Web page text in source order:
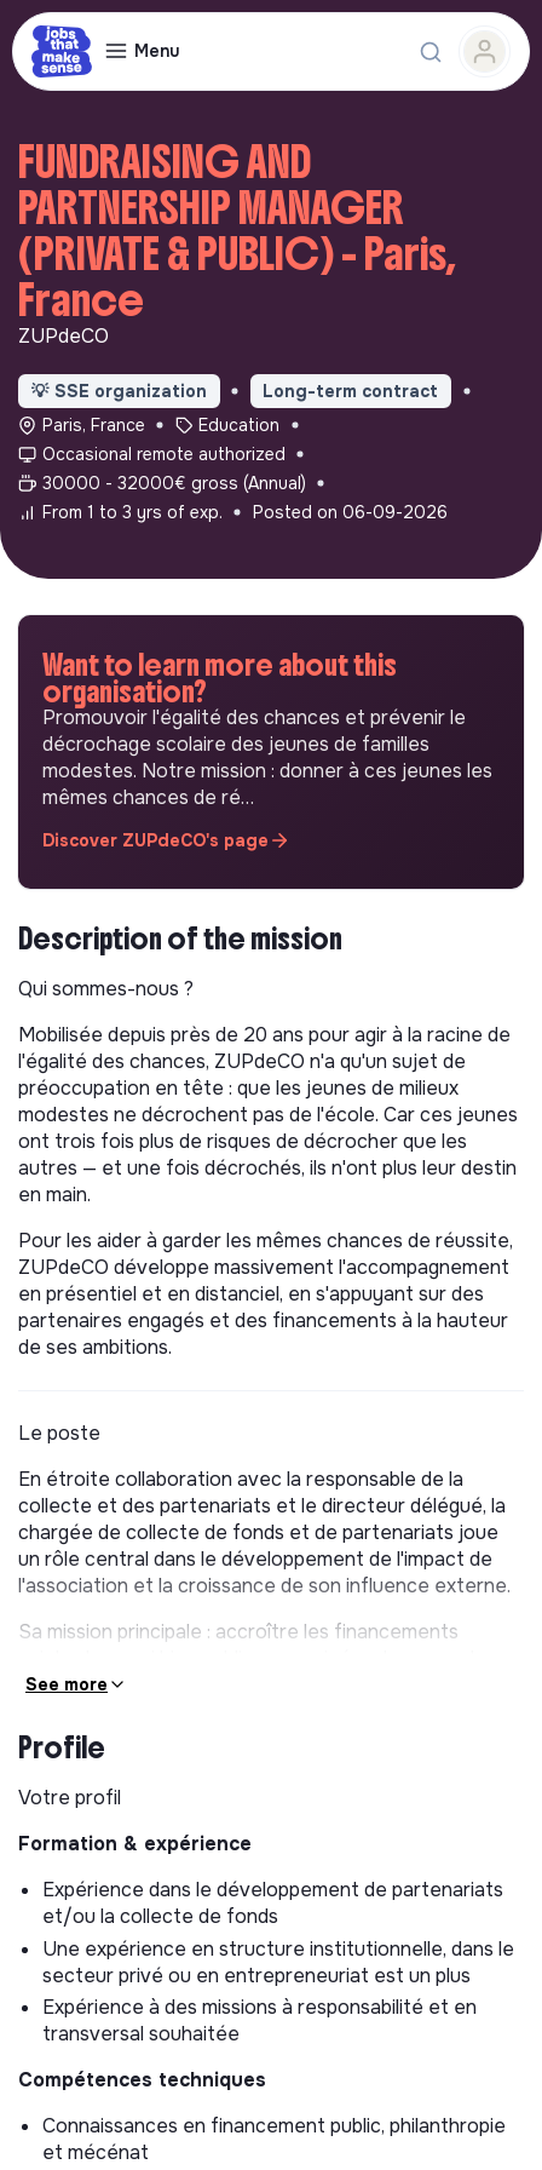
Menu
FUNDRAISING AND
PARTNERSHIP MANAGER
(PRIVATE & PUBLIC) - Paris,
France
ZUPdeCO
💡 SSE organization
Long-term contract
Paris, France
Education
Occasional remote authorized
30000 - 32000€ gross (Annual)
From 1 to 3 yrs of exp.
Posted on 06-09-2026
Want to learn more about this
organisation?
Promouvoir l'égalité des chances et prévenir le
décrochage scolaire des jeunes de familles
modestes. Notre mission : donner à ces jeunes les
mêmes chances de ré…
Discover ZUPdeCO's page
Description of the mission
Qui sommes-nous ?
Mobilisée depuis près de 20 ans pour agir à la racine de
l'égalité des chances, ZUPdeCO n'a qu'un sujet de
préoccupation en tête : que les jeunes de milieux
modestes ne décrochent pas de l'école. Car ces jeunes
ont trois fois plus de risques de décrocher que les
autres — et une fois décrochés, ils n'ont plus leur destin
en main.
Pour les aider à garder les mêmes chances de réussite,
ZUPdeCO développe massivement l'accompagnement
en présentiel et en distanciel, en s'appuyant sur des
partenaires engagés et des financements à la hauteur
de ses ambitions.
Le poste
En étroite collaboration avec la responsable de la
collecte et des partenariats et le directeur délégué, la
chargée de collecte de fonds et de partenariats joue
un rôle central dans le développement de l'impact de
l'association et la croissance de son influence externe.
Sa mission principale : accroître les financements
de nouvelles opportunités — avec un focus particulier
avec l'ensemble des équipes de l'association.
Rechercher, négocier et développer de nouveaux
partenariats avec des acteurs privés et
institutionnels
Coordonner la réponse aux appels à projets, appels
d'offres et demandes de financement
financement émergentes, en France et en Europe
(privé et public)
Sécurisation, suivi et gestion des partenariats
See more
Profile
Votre profil
Formation & expérience
Expérience dans le développement de partenariats
et/ou la collecte de fonds
Une expérience en structure institutionnelle, dans le
secteur privé ou en entrepreneuriat est un plus
Expérience à des missions à responsabilité et en
transversal souhaitée
Compétences techniques
Connaissances en financement public, philanthropie
et mécénat